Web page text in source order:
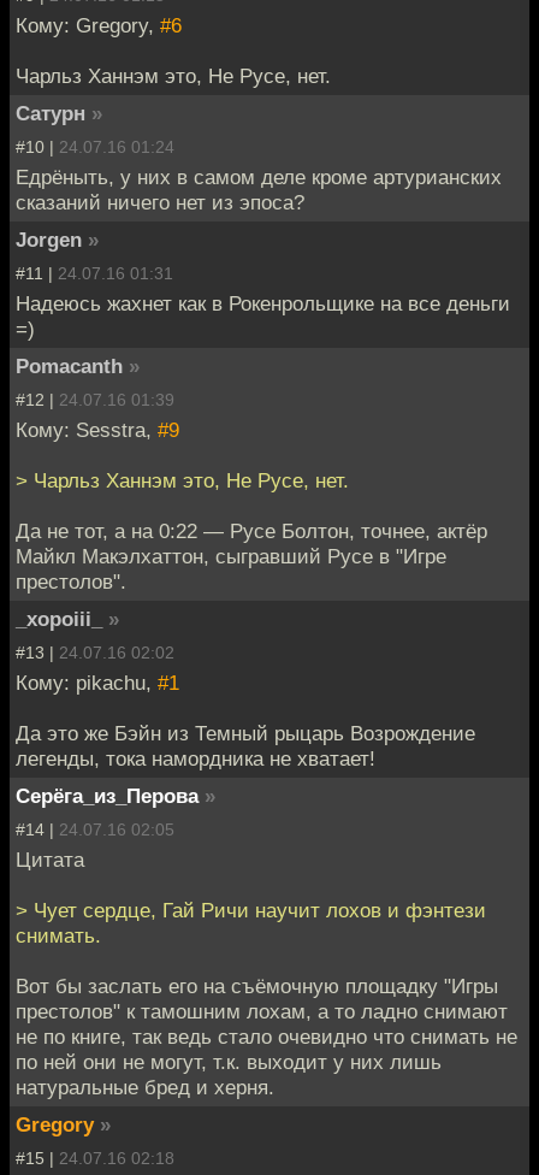
Кому: Gregory, #6
Чарльз Ханнэм это, Не Русе, нет.
Сатурн »
#10 | 24.07.16 01:24
Едрёныть, у них в самом деле кроме артурианских
сказаний ничего нет из эпоса?
Jorgen »
#11 | 24.07.16 01:31
Надеюсь жахнет как в Рокенрольщике на все деньги
=)
Pomacanth »
#12 | 24.07.16 01:39
Кому: Sesstra, #9
> Чарльз Ханнэм это, Не Русе, нет.
Да не тот, а на 0:22 — Русе Болтон, точнее, актёр
Майкл Макэлхаттон, сыгравший Русе в "Игре
престолов".
_xopoiii_
»
#13 | 24.07.16 02:02
Кому: pikachu, #1
Да это же Бэйн из Темный рыцарь Возрождение
легенды, тока намордника не хватает!
Серёга_из_Перова »
#14 | 24.07.16 02:05
Цитата
> Чует сердце, Гай Ричи научит лохов и фэнтези
снимать.
Вот бы заслать его на съёмочную площадку "Игры
престолов" к тамошним лохам, а то ладно снимают
не по книге, так ведь стало очевидно что снимать не
по ней они не могут, т.к. выходит у них лишь
натуральные бред и херня.
Gregory »
#15 | 24.07.16 02:18